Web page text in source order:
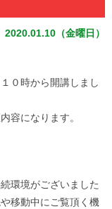
2020.01.10（金曜日）
０時から開講しまし
容になります。
環境がございました
移動中にご覧頂く機